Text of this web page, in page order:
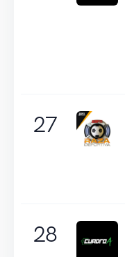
27
28